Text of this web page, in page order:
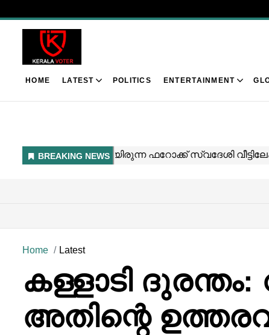
HOME LATEST POLITICS ENTERTAINMENT
Home Latest
കള്ളാടി
അതിന്റെ